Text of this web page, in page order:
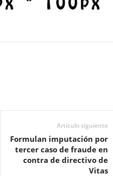
Artículo siguiente
Formulan imputación por
tercer caso de fraude en
contra de directivo de
Vitas